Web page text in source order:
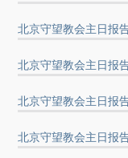
北京守望教会主日报
北京守望教会主日报
北京守望教会主日报
北京守望教会主日报